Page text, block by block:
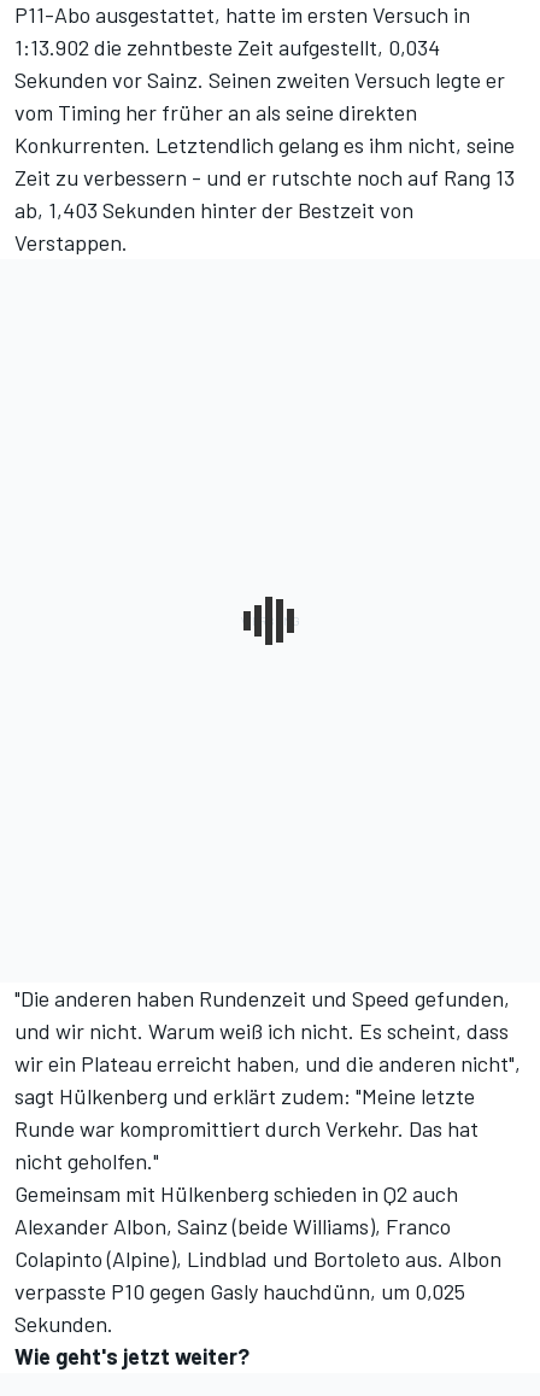
P11-Abo ausgestattet, hatte im ersten Versuch in
1:13.902 die zehntbeste Zeit aufgestellt, 0,034
Sekunden vor Sainz. Seinen zweiten Versuch legte er
vom Timing her früher an als seine direkten
Konkurrenten. Letztendlich gelang es ihm nicht, seine
Zeit zu verbessern - und er rutschte noch auf Rang 13
ab, 1,403 Sekunden hinter der Bestzeit von
Verstappen.
"Die anderen haben Rundenzeit und Speed gefunden,
und wir nicht. Warum weiß ich nicht. Es scheint, dass
wir ein Plateau erreicht haben, und die anderen nicht",
sagt Hülkenberg und erklärt zudem: "Meine letzte
Runde war kompromittiert durch Verkehr. Das hat
nicht geholfen."
Gemeinsam mit Hülkenberg schieden in Q2 auch
Alexander Albon, Sainz (beide Williams), Franco
Colapinto (Alpine), Lindblad und Bortoleto aus. Albon
verpasste P10 gegen Gasly hauchdünn, um 0,025
Sekunden.
Wie geht's jetzt weiter?